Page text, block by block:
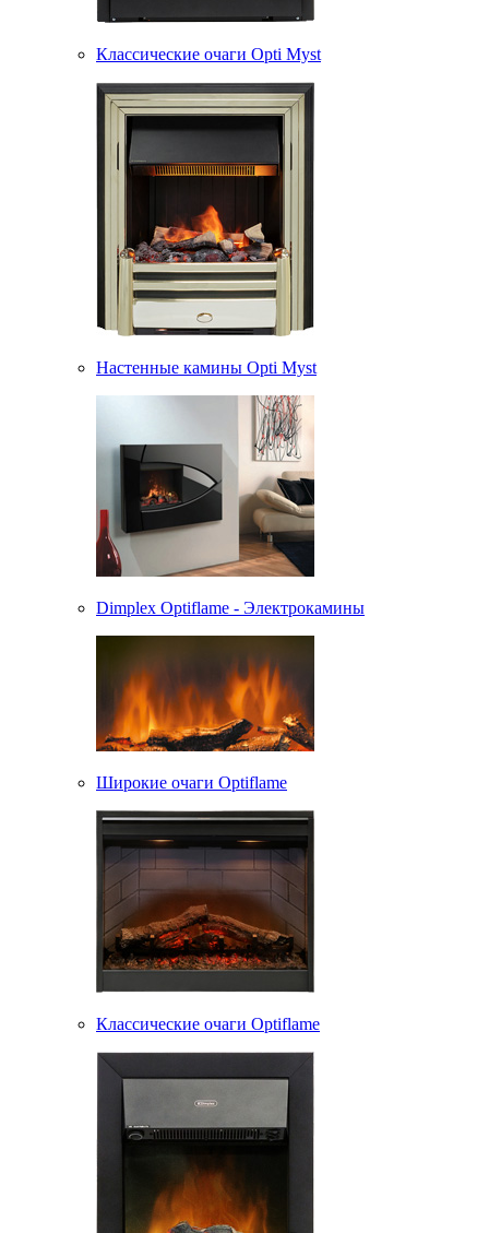
Классические очаги Opti Myst
Настенные камины Opti Myst
Dimplex Optiflame - Электрокамины
Широкие очаги Optiflame
Классические очаги Optiflame